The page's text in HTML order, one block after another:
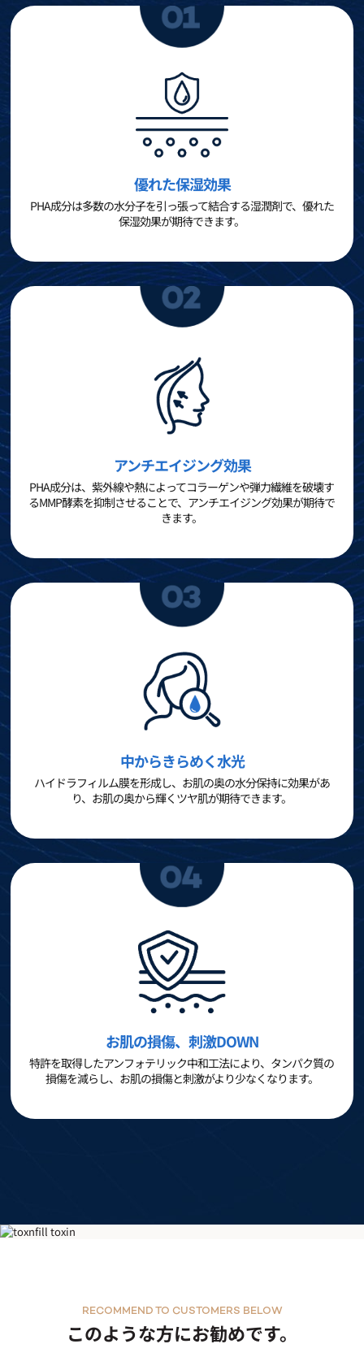
優れた保湿効果
PHA成分は多数の水分子を引っ張って結合する湿潤剤で、優れた
保湿効果が期待できます。
アンチエイジング効果
PHA成分は、紫外線や熱によってコラーゲンや弾力繊維を破壊す
るMMP酵素を抑制させることで、アンチエイジング効果が期待で
きます。
中からきらめく水光
ハイドラフィルム膜を形成し、お肌の奥の水分保持に効果があ
り、お肌の奥から輝くツヤ肌が期待できます。
お肌の損傷、刺激DOWN
特許を取得したアンフォテリック中和工法により、タンパク質の
損傷を減らし、お肌の損傷と刺激がより少なくなります。
このような方にお勧めです。
RECOMMEND TO CUSTOMERS BELOW